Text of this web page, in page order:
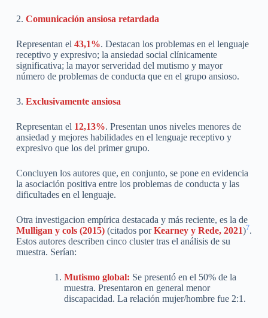
2. Comunicación ansiosa retardada
Representan el 43,1%. Destacan los problemas en el lenguaje
receptivo y expresivo; la ansiedad social clínicamente
significativa; la mayor serveridad del mutismo y mayor
número de problemas de conducta que en el grupo ansioso.
3. Exclusivamente ansiosa
Representan el 12,13%. Presentan unos niveles menores de
ansiedad y mejores habilidades en el lenguaje receptivo y
expresivo que los del primer grupo.
Concluyen los autores que, en conjunto, se pone en evidencia
la asociación positiva entre los problemas de conducta y las
dificultades en el lenguaje.
Otra investigacion empírica destacada y más reciente, es la de
Mulligan y cols (2015)(citados porKearney y Rede, 2021)7.
Estos autores describen cinco cluster tras el análisis de su
muestra. Serían:
Mutismo global: Se presentó en el 50% de la
muestra. Presentaron en general menor
discapacidad. La relación mujer/hombre fue 2:1.